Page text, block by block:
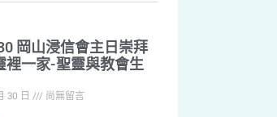
岡山浸信會主日崇拜
裡一家-聖靈與教會生
30 日 尚無留言